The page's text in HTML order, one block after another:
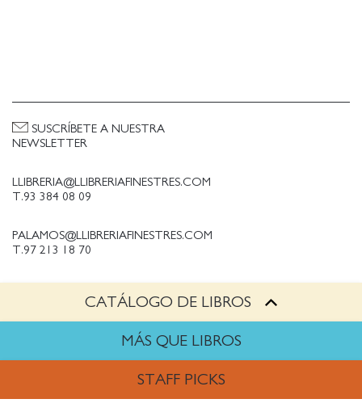
CATÁLOGO DE LIBROS
MÁS QUE LIBROS
STAFF PICKS
LLIBRERIA@LLIBRERIAFINESTRES.COM
T.93 384 08 09
PALAMOS@LLIBRERIAFINESTRES.COM
T.97 213 18 70
PALESTINA@LLIBRERIAFINESTRES.COM
TRABAJA CON NOSOTROS
SUSCRÍBETE A NUESTRA
NEWSLETTER